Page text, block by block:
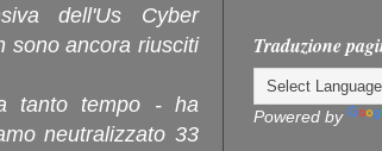
dell'Us Cyber
sono ancora riusciti
tanto tempo - ha
neutralizzato 33
Traduzione
Powered by